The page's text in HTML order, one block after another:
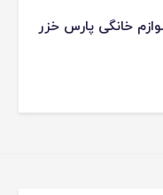
خانگی پارس خزر